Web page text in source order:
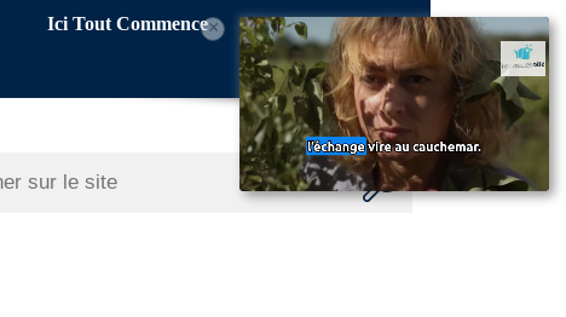
Ici Tout Commence×